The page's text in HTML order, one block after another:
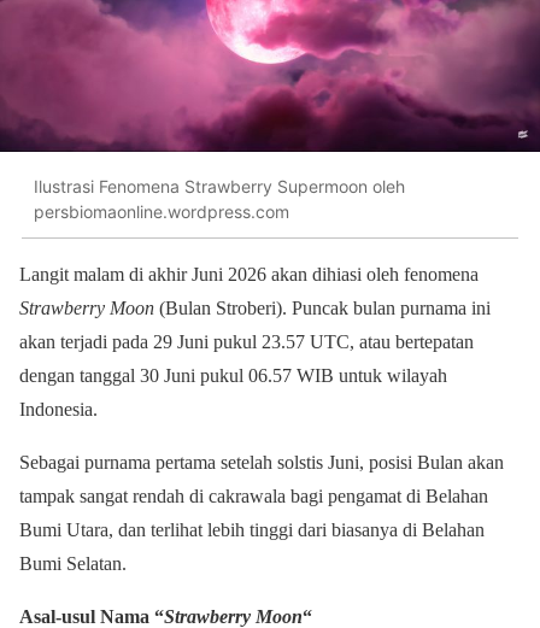
Ilustrasi Fenomena Strawberry Supermoon oleh
persbiomaonline.wordpress.com
Langit malam di akhir Juni 2026 akan dihiasi oleh fenomena
Strawberry Moon (Bulan Stroberi). Puncak bulan purnama ini
akan terjadi pada 29 Juni pukul 23.57 UTC, atau bertepatan
dengan tanggal 30 Juni pukul 06.57 WIB untuk wilayah
Indonesia.
Sebagai purnama pertama setelah solstis Juni, posisi Bulan akan
tampak sangat rendah di cakrawala bagi pengamat di Belahan
Bumi Utara, dan terlihat lebih tinggi dari biasanya di Belahan
Bumi Selatan.
Asal-usul Nama “Strawberry Moon“